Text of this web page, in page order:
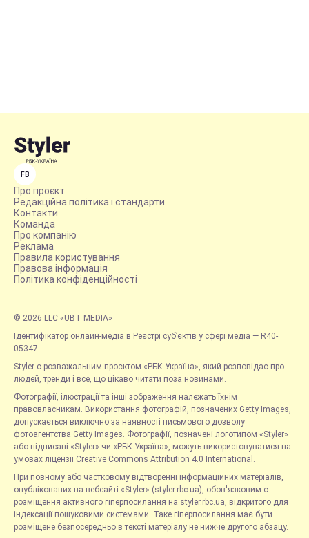
FB
Про проєкт
Редакційна політика і стандарти
Контакти
Команда
Про компанію
Реклама
Правила користування
Правова інформація
Політика конфіденційності
© 2026 LLC «UBT MEDIA»
Ідентифікатор онлайн-медіа в Реєстрі суб’єктів у сфері медіа — R40-
05347
Styler є розважальним проєктом «РБК-Україна», який розповідає про
людей, тренди і все, що цікаво читати поза новинами.
Фотографії, ілюстрації та інші зображення належать їхнім
правовласникам. Використання фотографій, позначених Getty Images,
допускається виключно за наявності письмового дозволу
фотоагентства Getty Images. Фотографії, позначені логотипом «Styler»
або підписані «Styler» чи «РБК-Україна», можуть використовуватися на
умовах ліцензії Creative Commons Attribution 4.0 International.
При повному або частковому відтворенні інформаційних матеріалів,
опублікованих на вебсайті «Styler» (styler.rbc.ua), обов'язковим є
розміщення активного гіперпосилання на styler.rbc.ua, відкритого для
індексації пошуковими системами. Таке гіперпосилання має бути
розміщене безпосередньо в тексті матеріалу не нижче другого абзацу.